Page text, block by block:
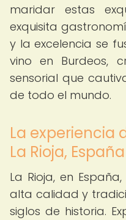
maridar estas
exquisita
y la excelencia se
vino en Burdeos,
sensorial que
de todo el mundo.
La experiencia
La Rioja, España
La Rioja, en
alta calidad y
siglos de historia.